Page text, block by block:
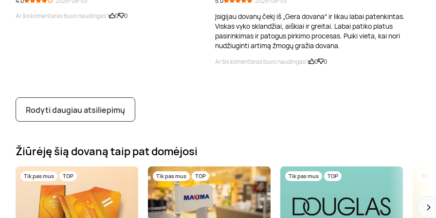
Ar šis komentaras buvo naudingas?
0 0
Įsigijau dovanų čekį iš „Gera dovana“ ir likau labai patenkintas.
Viskas vyko sklandžiai, aiškiai ir greitai. Labai patiko platus
pasirinkimas ir patogus pirkimo procesas. Puiki vieta, kai nori
nudžiuginti artimą žmogų gražia dovana.
Ar šis komentaras buvo naudingas? 0 0
Rodyti daugiau atsiliepimų
Žiūrėję šią dovaną taip pat domėjosi
Tik pas mus TOP Tik pas mus TOP Tik pas mus TOP Tik